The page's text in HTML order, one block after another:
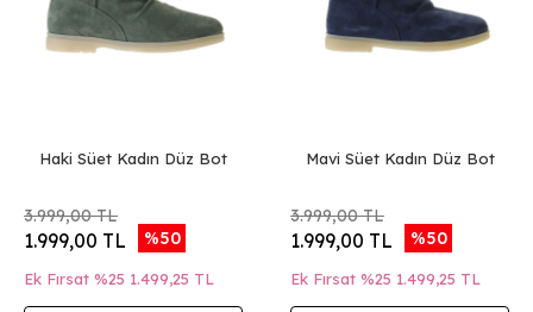
Haki Süet Kadın Düz Bot
3.999,00 TL
1.999,00 TL %50
Ek Fırsat %25 1.499,25 TL
Mavi Süet Kadın Düz Bot
3.999,00 TL
1.999,00 TL %50
Ek Fırsat %25 1.499,25 TL